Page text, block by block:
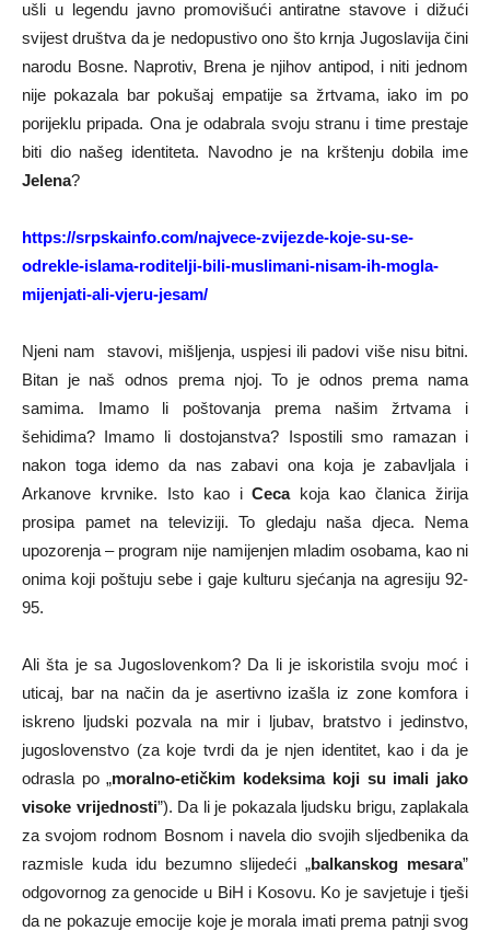
ušli u legendu javno promovišući antiratne stavove i dižući
svijest društva da je nedopustivo ono što krnja Jugoslavija čini
narodu Bosne. Naprotiv, Brena je njihov antipod, i niti jednom
nije pokazala bar pokušaj empatije sa žrtvama, iako im po
porijeklu pripada. Ona je odabrala svoju stranu i time prestaje
biti dio našeg identiteta. Navodno je na krštenju dobila ime
Jelena?
https://srpskainfo.com/najvece-zvijezde-koje-su-se-
odrekle-islama-roditelji-bili-muslimani-nisam-ih-mogla-
mijenjati-ali-vjeru-jesam/
Njeni nam stavovi, mišljenja, uspjesi ili padovi više nisu bitni.
Bitan je naš odnos prema njoj. To je odnos prema nama
samima. Imamo li poštovanja prema našim žrtvama i
šehidima? Imamo li dostojanstva? Ispostili smo ramazan i
nakon toga idemo da nas zabavi ona koja je zabavljala i
Arkanove krvnike. Isto kao iCecakoja kao članica žirija
prosipa pamet na televiziji. To gledaju naša djeca. Nema
upozorenja – program nije namijenjen mladim osobama, kao ni
onima koji poštuju sebe i gaje kulturu sjećanja na agresiju 92-
95.
Ali šta je sa Jugoslovenkom? Da li je iskoristila svoju moć i
uticaj, bar na način da je asertivno izašla iz zone komfora i
iskreno ljudski pozvala na mir i ljubav, bratstvo i jedinstvo,
jugoslovenstvo (za koje tvrdi da je njen identitet, kao i da je
odrasla po „moralno-etičkim kodeksima koji su imali jako
visoke vrijednosti”). Da li je pokazala ljudsku brigu, zaplakala
za svojom rodnom Bosnom i navela dio svojih sljedbenika da
razmisle kuda idu bezumno slijedeći „balkanskog mesara”
odgovornog za genocide u BiH i Kosovu. Ko je savjetuje i tješi
da ne pokazuje emocije koje je morala imati prema patnji svog